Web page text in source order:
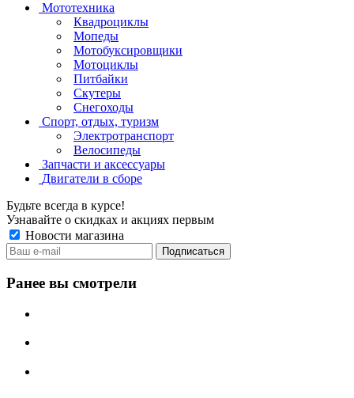
Мототехника
Квадроциклы
Мопеды
Мотобуксировщики
Мотоциклы
Питбайки
Скутеры
Снегоходы
Спорт, отдых, туризм
Электротранспорт
Велосипеды
Запчасти и аксессуары
Двигатели в сборе
Будьте всегда в курсе!
Узнавайте о скидках и акциях первым
Новости магазина
Ранее вы смотрели